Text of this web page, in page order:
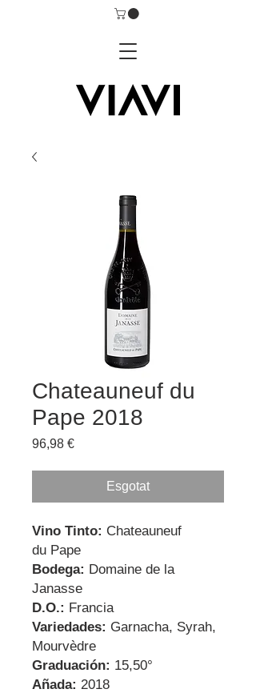
Chateauneuf du
Pape 2018
96,98 €Price
Esgotat
Vino Tinto: Chateauneuf
du Pape
Bodega: Domaine de la
Janasse
D.O.: Francia
Variedades: Garnacha, Syrah,
Mourvèdre
Graduación: 15,50°
Añada: 2018